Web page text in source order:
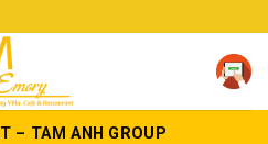
– TAM ANH GROUP